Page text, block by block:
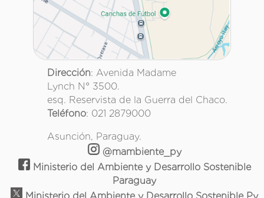
Dirección: Avenida Madame
Lynch N° 3500.
esq. Reservista de la Guerra del Chaco.
Teléfono: 021 2879000
Asunción, Paraguay.
@mambiente_py
Ministerio del Ambiente y Desarrollo Sostenible
Paraguay